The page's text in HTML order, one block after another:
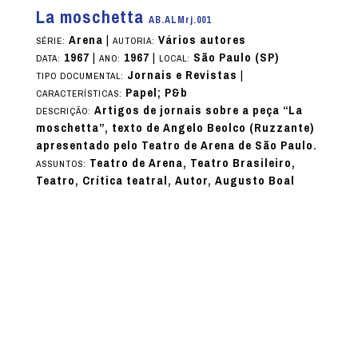
La moschetta AB.ALMrj.001
SÉRIE: Arena| AUTORIA: Vários autores
DATA: 1967| ANO: 1967| LOCAL: São Paulo (SP)
TIPO DOCUMENTAL: Jornais e Revistas |
CARACTERÍSTICAS: Papel; P&b
DESCRIÇÃO: Artigos de jornais sobre a peça “La
moschetta”, texto de Angelo Beolco (Ruzzante)
apresentado pelo Teatro de Arena de São Paulo.
ASSUNTOS: Teatro de Arena, Teatro Brasileiro,
Teatro, Crítica teatral, Autor, Augusto Boal